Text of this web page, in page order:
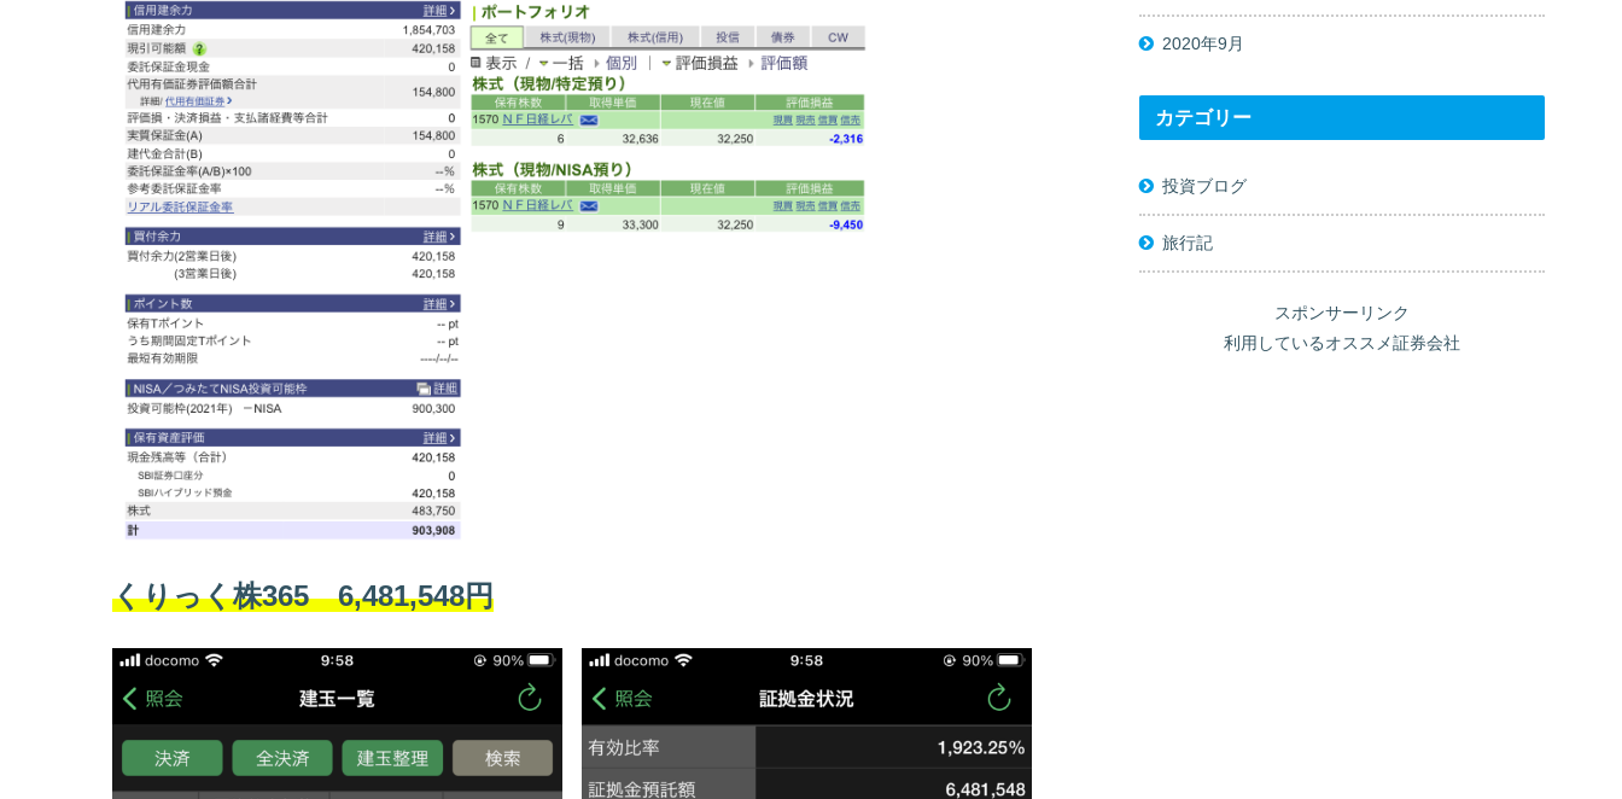
くりっく株365 6,481,548円
2020年9月
カテゴリー
投資ブログ
旅行記
スポンサーリンク
利用しているオススメ証券会社